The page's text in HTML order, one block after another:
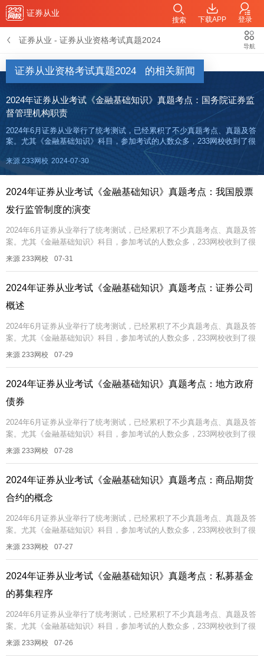
证券从业
下载APP 登录
搜索
证券从业 - 证券从业资格考试真题2024
导航
证券从业资格考试真题2024 的相关新闻
2024年证券从业考试《金融基础知识》真题考点：国务院证券监
督管理机构职责
2024年6月证券从业举行了统考测试，已经累积了不少真题考点、真题及答
案。尤其《金融基础知识》科目，参加考试的人数众多，233网校收到了很
多试题反馈，考过的真题可能再考，即便不考一模一样的，也可能考相同
的考点！总之“万变不离其宗”，刷真题+吃透考点，更能“以不
来源 233网校 2024-07-30
2024年证券从业考试《金融基础知识》真题考点：我国股票
发行监管制度的演变
2024年6月证券从业举行了统考测试，已经累积了不少真题考点、真题及答
案。尤其《金融基础知识》科目，参加考试的人数众多，233网校收到了很
多试题反馈，考过的真题可能再考，即便不考一模一样的，也可能考相...
来源 233网校 07-31
2024年证券从业考试《金融基础知识》真题考点：证券公司
概述
2024年6月证券从业举行了统考测试，已经累积了不少真题考点、真题及答
案。尤其《金融基础知识》科目，参加考试的人数众多，233网校收到了很
多试题反馈，考过的真题可能再考，即便不考一模一样的，也可能考相...
来源 233网校 07-29
2024年证券从业考试《金融基础知识》真题考点：地方政府
债券
2024年6月证券从业举行了统考测试，已经累积了不少真题考点、真题及答
案。尤其《金融基础知识》科目，参加考试的人数众多，233网校收到了很
多试题反馈，考过的真题可能再考，即便不考一模一样的，也可能考相...
来源 233网校 07-28
2024年证券从业考试《金融基础知识》真题考点：商品期货
合约的概念
2024年6月证券从业举行了统考测试，已经累积了不少真题考点、真题及答
案。尤其《金融基础知识》科目，参加考试的人数众多，233网校收到了很
多试题反馈，考过的真题可能再考，即便不考一模一样的，也可能考相...
来源 233网校 07-27
2024年证券从业考试《金融基础知识》真题考点：私募基金
的募集程序
2024年6月证券从业举行了统考测试，已经累积了不少真题考点、真题及答
案。尤其《金融基础知识》科目，参加考试的人数众多，233网校收到了很
多试题反馈，考过的真题可能再考，即便不考一模一样的，也可能考相...
来源 233网校 07-26